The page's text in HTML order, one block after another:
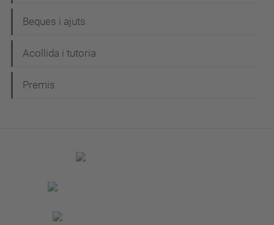
Beques i ajuts
Acollida i tutoria
Premis